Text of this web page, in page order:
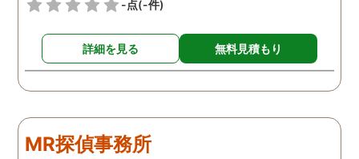
-点(-件)
詳細を見る 無料見積もり
MR探偵事務所